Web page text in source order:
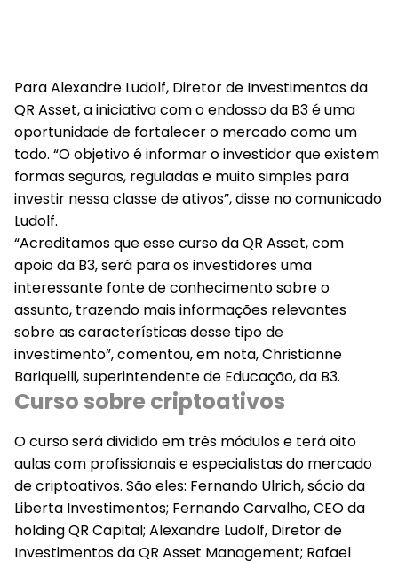
Para Alexandre Ludolf, Diretor de Investimentos da
QR Asset, a iniciativa com o endosso da B3 é uma
oportunidade de fortalecer o mercado como um
todo. “O objetivo é informar o investidor que existem
formas seguras, reguladas e muito simples para
investir nessa classe de ativos”, disse no comunicado
Ludolf.
“Acreditamos que esse curso da QR Asset, com
apoio da B3, será para os investidores uma
interessante fonte de conhecimento sobre o
assunto, trazendo mais informações relevantes
sobre as características desse tipo de
investimento”, comentou, em nota, Christianne
Bariquelli, superintendente de Educação, da B3.
Curso sobre criptoativos
O curso será dividido em três módulos e terá oito
aulas com profissionais e especialistas do mercado
de criptoativos. São eles: Fernando Ulrich, sócio da
Liberta Investimentos; Fernando Carvalho, CEO da
holding QR Capital; Alexandre Ludolf, Diretor de
Investimentos da QR Asset Management; Rafael